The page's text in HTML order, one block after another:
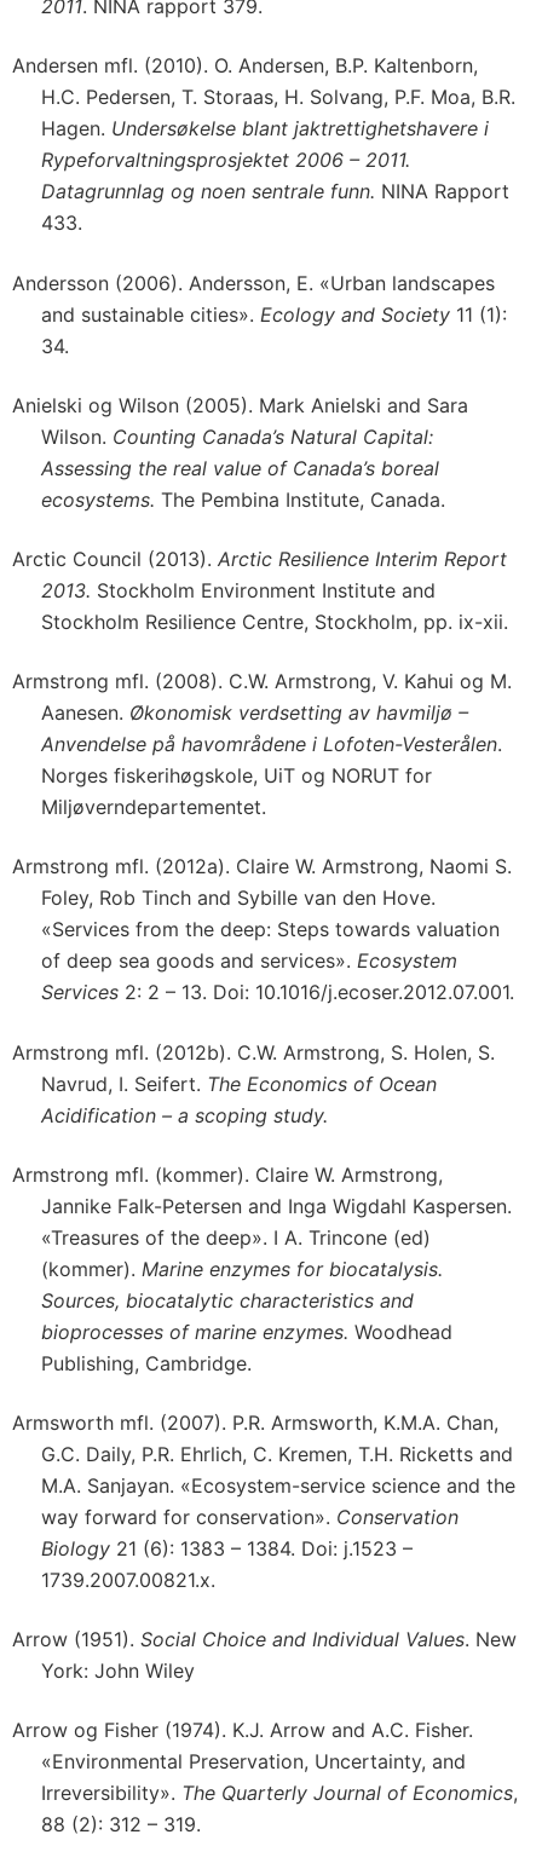
2011. NINA rapport 379.
Andersen mfl. (2010). O. Andersen, B.P. Kaltenborn,
H.C. Pedersen, T. Storaas, H. Solvang, P.F. Moa, B.R.
Hagen. Undersøkelse blant jaktrettighetshavere i
Rypeforvaltningsprosjektet 2006 – 2011.
Datagrunnlag og noen sentrale funn. NINA Rapport
433.
Andersson (2006). Andersson, E. «Urban landscapes
and sustainable cities». Ecology and Society 11 (1):
34.
Anielski og Wilson (2005). Mark Anielski and Sara
Wilson. Counting Canada’s Natural Capital:
Assessing the real value of Canada’s boreal
ecosystems. The Pembina Institute, Canada.
Arctic Council (2013). Arctic Resilience Interim Report
2013. Stockholm Environment Institute and
Stockholm Resilience Centre, Stockholm, pp. ix-xii.
Armstrong mfl. (2008). C.W. Armstrong, V. Kahui og M.
Aanesen. Økonomisk verdsetting av havmiljø –
Anvendelse på havområdene i Lofoten-Vesterålen.
Norges fiskerihøgskole, UiT og NORUT for
Miljøverndepartementet.
Armstrong mfl. (2012a). Claire W. Armstrong, Naomi S.
Foley, Rob Tinch and Sybille van den Hove.
«Services from the deep: Steps towards valuation
of deep sea goods and services». Ecosystem
Services 2: 2 – 13. Doi: 10.1016/j.ecoser.2012.07.001.
Armstrong mfl. (2012b). C.W. Armstrong, S. Holen, S.
Navrud, I. Seifert. The Economics of Ocean
Acidification – a scoping study.
Armstrong mfl. (kommer). Claire W. Armstrong,
Jannike Falk-Petersen and Inga Wigdahl Kaspersen.
«Treasures of the deep». I A. Trincone (ed)
(kommer). Marine enzymes for biocatalysis.
Sources, biocatalytic characteristics and
bioprocesses of marine enzymes. Woodhead
Publishing, Cambridge.
Armsworth mfl. (2007). P.R. Armsworth, K.M.A. Chan,
G.C. Daily, P.R. Ehrlich, C. Kremen, T.H. Ricketts and
M.A. Sanjayan. «Ecosystem-service science and the
way forward for conservation». Conservation
Biology 21 (6): 1383 – 1384. Doi: j.1523 –
1739.2007.00821.x.
Arrow (1951). Social Choice and Individual Values. New
York: John Wiley
Arrow og Fisher (1974). K.J. Arrow and A.C. Fisher.
«Environmental Preservation, Uncertainty, and
Irreversibility». The Quarterly Journal of Economics,
88 (2): 312 – 319.